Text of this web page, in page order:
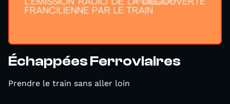
Échappées Ferroviaires
Prendre le train sans aller loin